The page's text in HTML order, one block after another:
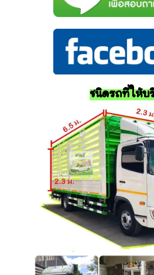
ชนิดรถที่ให้บ